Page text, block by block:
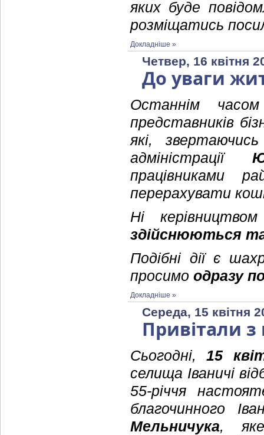
яких буде
розміщатись
Докладніше »
Четвер, 16 квітня
До уваги
Останнім
представників
які, звертаючись
адміністрації
працівниками
перерахувати
Ні
здійснюються
Подібні дії є
просимо одразу
Докладніше »
Середа, 15 квітня
Привітали
Сьогодні,15
селища Іваничі
55-річчя
благочинного
Мельничука, яке